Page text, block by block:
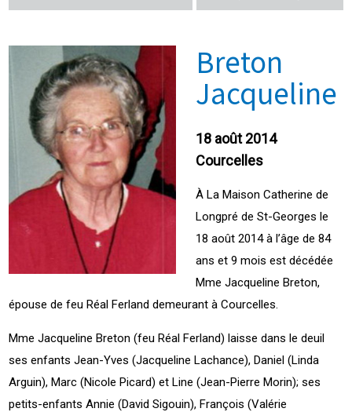
Breton
Jacqueline
18 août 2014
Courcelles
À La Maison Catherine de
Longpré de St-Georges le
18 août 2014 à l’âge de 84
ans et 9 mois est décédée
Mme Jacqueline Breton,
épouse de feu Réal Ferland demeurant à Courcelles.
Mme Jacqueline Breton (feu Réal Ferland) laisse dans le deuil
ses enfants Jean-Yves (Jacqueline Lachance), Daniel (Linda
Arguin), Marc (Nicole Picard) et Line (Jean-Pierre Morin); ses
petits-enfants Annie (David Sigouin), François (Valérie